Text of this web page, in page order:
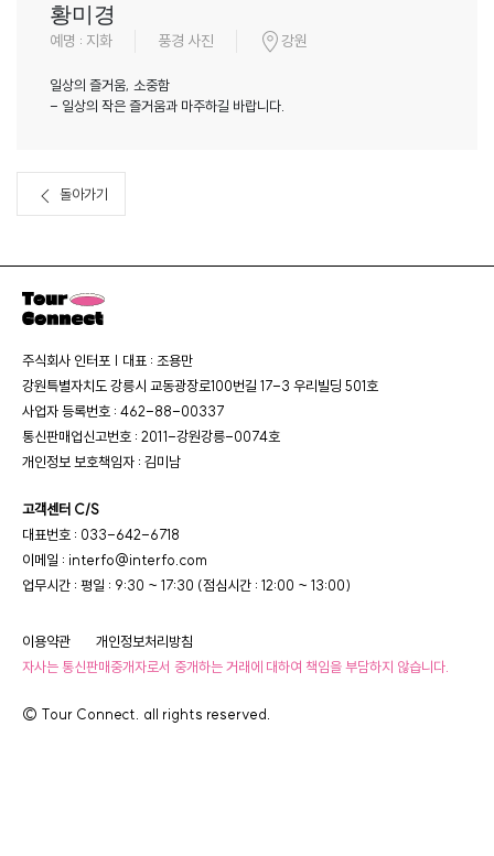
황미경
예명 : 지화 풍경 사진 강원
일상의 즐거움, 소중함
- 일상의 작은 즐거움과 마주하길 바랍니다.
돌아가기
주식회사 인터포 | 대표 : 조용만
강원특별자치도 강릉시 교동광장로100번길 17-3 우리빌딩 501호
사업자 등록번호 : 462-88-00337
통신판매업신고번호 : 2011-강원강릉-0074호
개인정보 보호책임자 : 김미남
고객센터 C/S
대표번호 : 033-642-6718
이메일 : interfo@interfo.com
업무시간 : 평일 : 9:30 ~ 17:30 (점심시간 : 12:00 ~ 13:00)
이용약관
개인정보처리방침
자사는 통신판매중개자로서 중개하는 거래에 대하여 책임을 부담하지 않습니다.
© Tour Connect. all rights reserved.